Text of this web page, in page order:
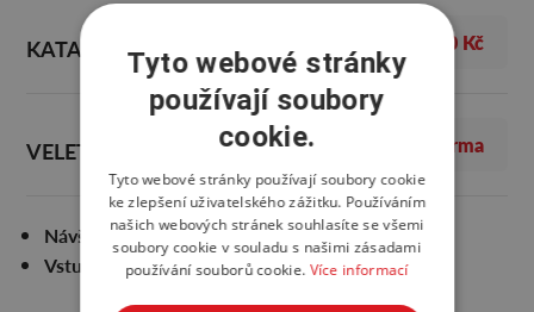
KATALOG VELETRHU 100 Kč
VELETRŽNÍ PRŮVODCE zdarma
Návštěvní řád naleznetezde
Vstup se psy zakázán
Tyto webové stránky
používají soubory
cookie.
Tyto webové stránky používají soubory cookie
ke zlepšení uživatelského zážitku. Používáním
našich webových stránek souhlasíte se všemi
soubory cookie v souladu s našimi zásadami
používání souborů cookie. Více informací